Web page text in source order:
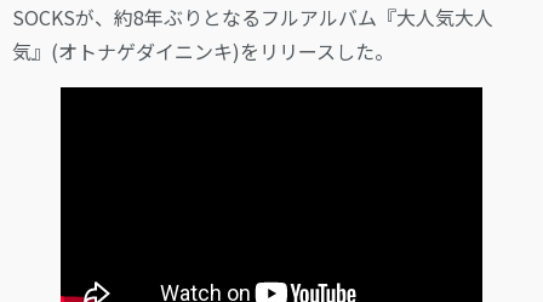
SOCKSが、約8年ぶりとなるフルアルバム『大人気大人
気』(オトナゲダイニンキ)をリリースした。